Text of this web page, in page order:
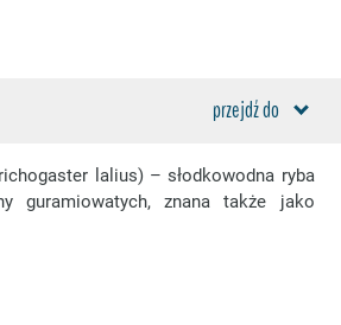
przejdź do
lalius) – słodkowodna ryba
guramiowatych, znana także jako